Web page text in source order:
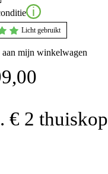
Licht gebruikt
aan mijn winkelwagen
€ 2